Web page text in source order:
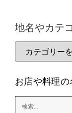
地名やカテ
お店や料理